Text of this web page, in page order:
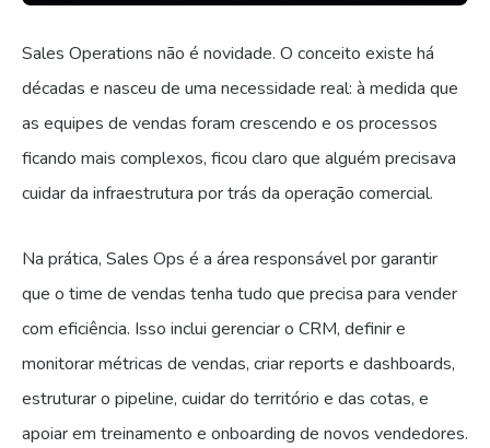
Sales Operations não é novidade. O conceito existe há
décadas e nasceu de uma necessidade real: à medida que
as equipes de vendas foram crescendo e os processos
ficando mais complexos, ficou claro que alguém precisava
cuidar da infraestrutura por trás da operação comercial.
Na prática, Sales Ops é a área responsável por garantir
que o time de vendas tenha tudo que precisa para vender
com eficiência. Isso inclui gerenciar o CRM, definir e
monitorar métricas de vendas, criar reports e dashboards,
estruturar o pipeline, cuidar do território e das cotas, e
apoiar em treinamento e onboarding de novos vendedores.